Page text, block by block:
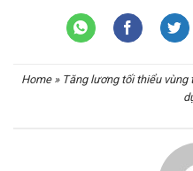
Home» Tăng lương tối thiểu